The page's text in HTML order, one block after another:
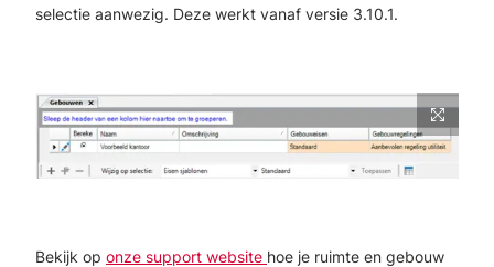
selectie aanwezig. Deze werkt vanaf versie 3.10.1.
Bekijk op onze support website hoe je ruimte en gebouw